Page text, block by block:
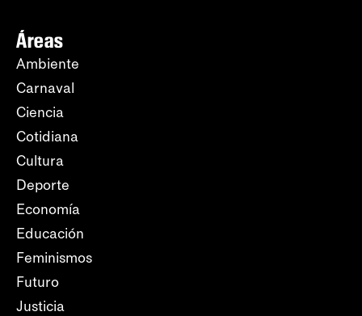
Áreas
Ambiente
Carnaval
Ciencia
Cotidiana
Cultura
Deporte
Economía
Educación
Feminismos
Futuro
Justicia